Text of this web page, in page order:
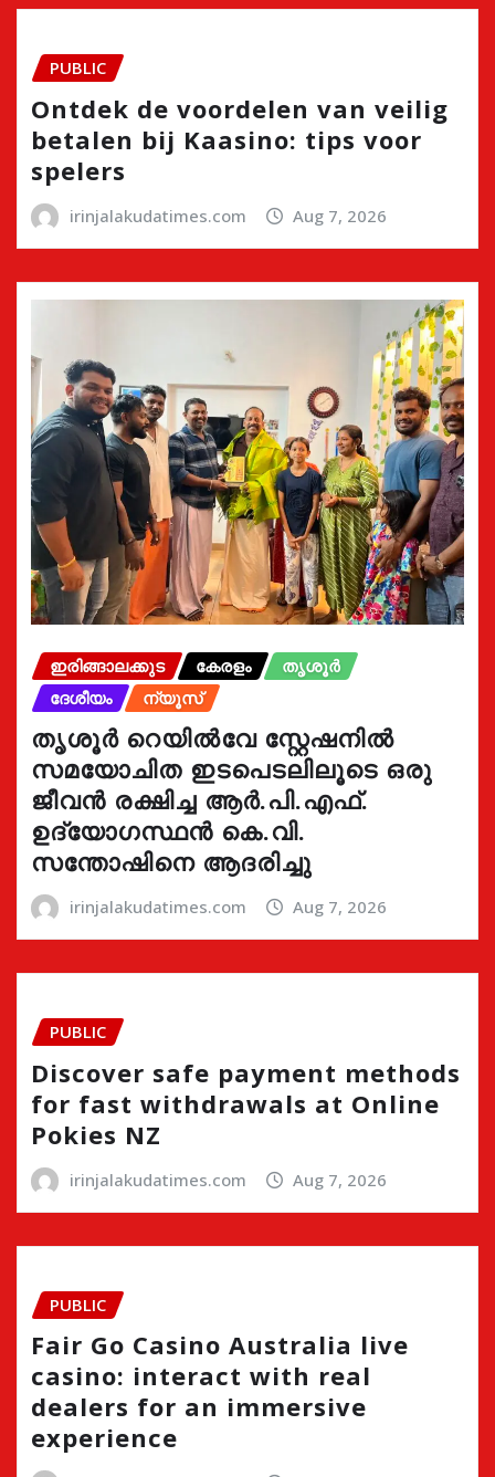
PUBLIC
Ontdek de voordelen van veilig
betalen bij Kaasino: tips voor
spelers
irinjalakudatimes.com Aug 7, 2026
ഇരിങ്ങാലക്കുട കേരളം
തൃശൂർ
ദേശീയം
ന്യൂസ്
തൃശൂർ റെയിൽവേ സ്റ്റേഷനിൽ
സമയോചിത ഇടപെടലിലൂടെ ഒരു
ജീവൻ രക്ഷിച്ച ആർ.പി.എഫ്.
ഉദ്യോഗസ്ഥൻ കെ.വി.
സന്തോഷിനെ ആദരിച്ചു
irinjalakudatimes.com Aug 7, 2026
PUBLIC
Discover safe payment methods
for fast withdrawals at Online
Pokies NZ
irinjalakudatimes.com Aug 7, 2026
PUBLIC
Fair Go Casino Australia live
casino: interact with real
dealers for an immersive
experience